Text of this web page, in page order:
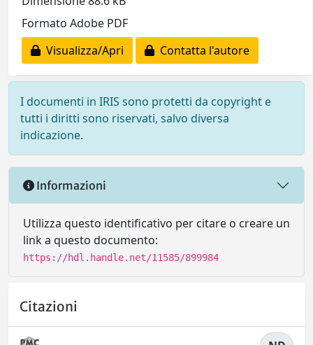
Formato Adobe PDF
Visualizza/Apri
Contatta l'autore
I documenti in IRIS sono protetti da copyright e
tutti i diritti sono riservati, salvo diversa
indicazione.
Informazioni
Utilizza questo identificativo per citare o creare un
link a questo documento:
https://hdl.handle.net/11585/899984
Citazioni